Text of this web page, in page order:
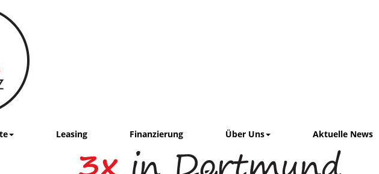
Leasing Finanzierung Über Uns Aktuelle News